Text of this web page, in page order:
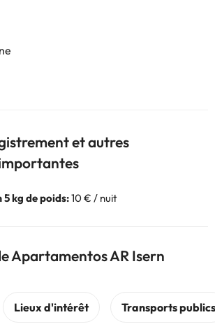
et autres
kg de poids:10 € / nuit
Apartamentos AR Isern